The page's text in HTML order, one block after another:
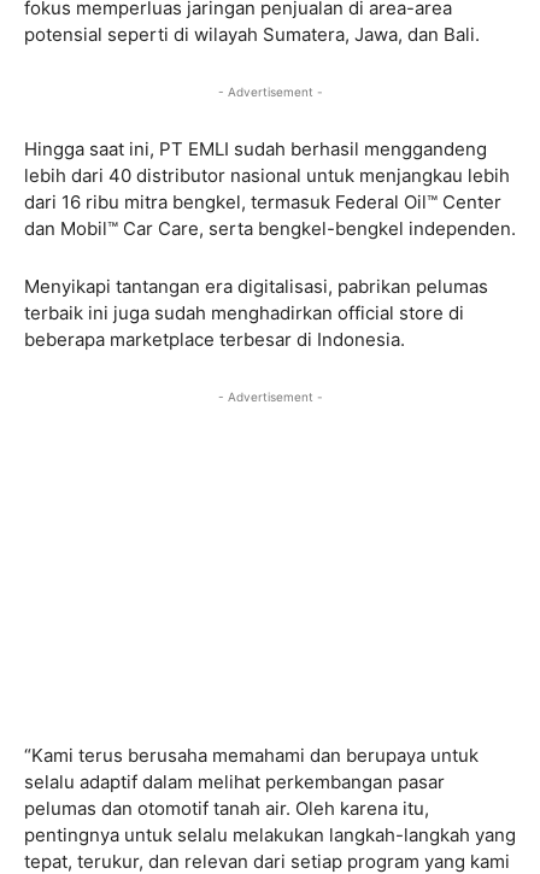
fokus memperluas jaringan penjualan di area-area
potensial seperti di wilayah Sumatera, Jawa, dan Bali.
- Advertisement -
Hingga saat ini, PT EMLI sudah berhasil menggandeng
lebih dari 40 distributor nasional untuk menjangkau lebih
dari 16 ribu mitra bengkel, termasuk Federal Oil™ Center
dan Mobil™ Car Care, serta bengkel-bengkel independen.
Menyikapi tantangan era digitalisasi, pabrikan pelumas
terbaik ini juga sudah menghadirkan official store di
beberapa marketplace terbesar di Indonesia.
- Advertisement -
“Kami terus berusaha memahami dan berupaya untuk
selalu adaptif dalam melihat perkembangan pasar
pelumas dan otomotif tanah air. Oleh karena itu,
pentingnya untuk selalu melakukan langkah-langkah yang
tepat, terukur, dan relevan dari setiap program yang kami